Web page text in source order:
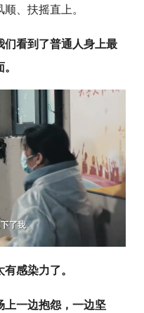
、扶摇直上。
看到了普通人身上最
感染力了。
一边抱怨，一边坚